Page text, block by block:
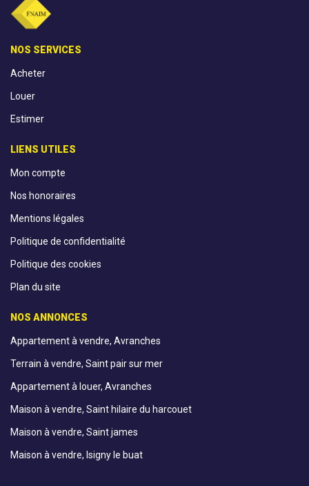
NOS SERVICES
Acheter
Louer
Estimer
LIENS UTILES
Mon compte
Nos honoraires
Mentions légales
Politique de confidentialité
Politique des cookies
Plan du site
NOS ANNONCES
Appartement à vendre, Avranches
Terrain à vendre, Saint pair sur mer
Appartement à louer, Avranches
Maison à vendre, Saint hilaire du harcouet
Maison à vendre, Saint james
Maison à vendre, Isigny le buat